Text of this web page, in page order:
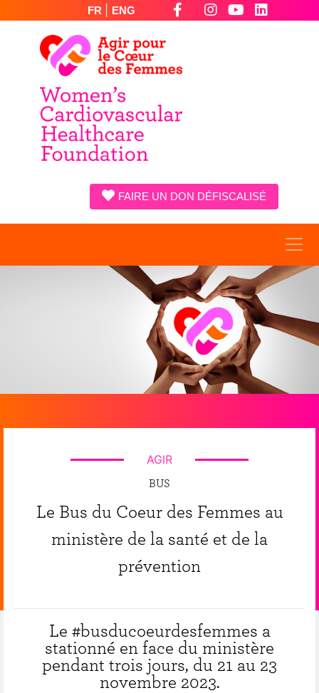
FR ENG
FAIRE UN DON DÉFISCALISÉ
AGIR
BUS
Le Bus du Coeur des Femmes au
ministère de la santé et de la
prévention
Le #busducoeurdesfemmes a
stationné en face du ministère
pendant trois jours, du 21 au 23
novembre 2023.